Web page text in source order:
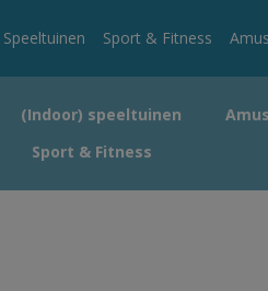
Speeltuinen Sport & Fitness
(Indoor) speeltuinen
Sport & Fitness